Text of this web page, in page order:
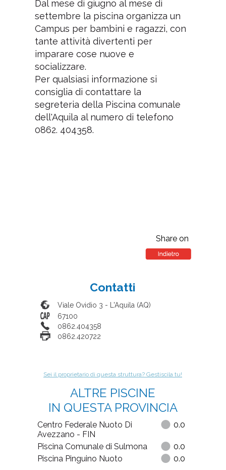
Dal mese di giugno al mese di
settembre la piscina organizza un
Campus per bambini e ragazzi, con
tante attività divertenti per
imparare cose nuove e
socializzare.
Per qualsiasi informazione si
consiglia di contattare la
segreteria della Piscina comunale
dell'Aquila al numero di telefono
0862. 404358.
Share on
Contatti
Viale Ovidio 3 - L'Aquila (AQ)
67100
0862.404358
0862.420722
Sei il proprietario di questa struttura? Gestiscila tu!
ALTRE PISCINE
IN QUESTA PROVINCIA
Centro Federale Nuoto Di
Avezzano - FIN
0.0
Piscina Comunale di Sulmona
0.0
Piscina Pinguino Nuoto
0.0